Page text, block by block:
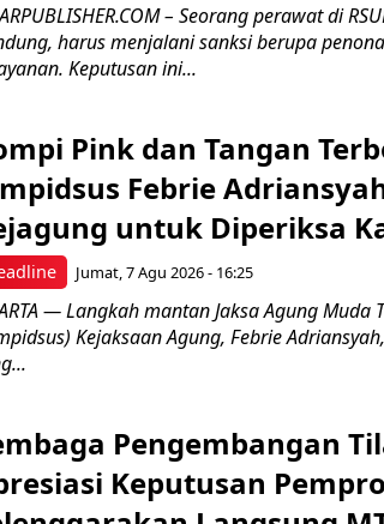
– Seorang perawat di
harus menjalani sanksi berupa
Keputusan ini...
Pink dan Tangan
Febrie
untuk Diperiksa
Jumat, 7 Agu 2026 - 16:25
— Langkah mantan Jaksa Agung Muda
Kejaksaan Agung, Febrie
Pengembangan
Keputusan